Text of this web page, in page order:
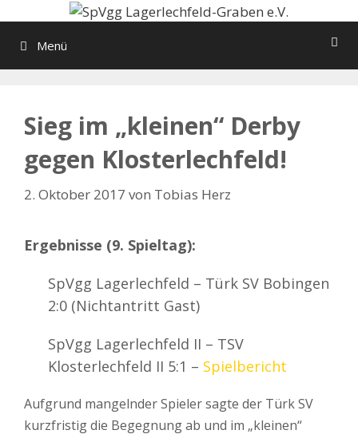
springen
Menü
Sieg im „kleinen“ Derby
gegen Klosterlechfeld!
2. Oktober 2017 von Tobias Herz
Ergebnisse (9. Spieltag):
SpVgg Lagerlechfeld – Türk SV Bobingen
2:0 (Nichtantritt Gast)
SpVgg Lagerlechfeld II – TSV
Klosterlechfeld II 5:1 – Spielbericht
Aufgrund mangelnder Spieler sagte der Türk SV
kurzfristig die Begegnung ab und im „kleinen“